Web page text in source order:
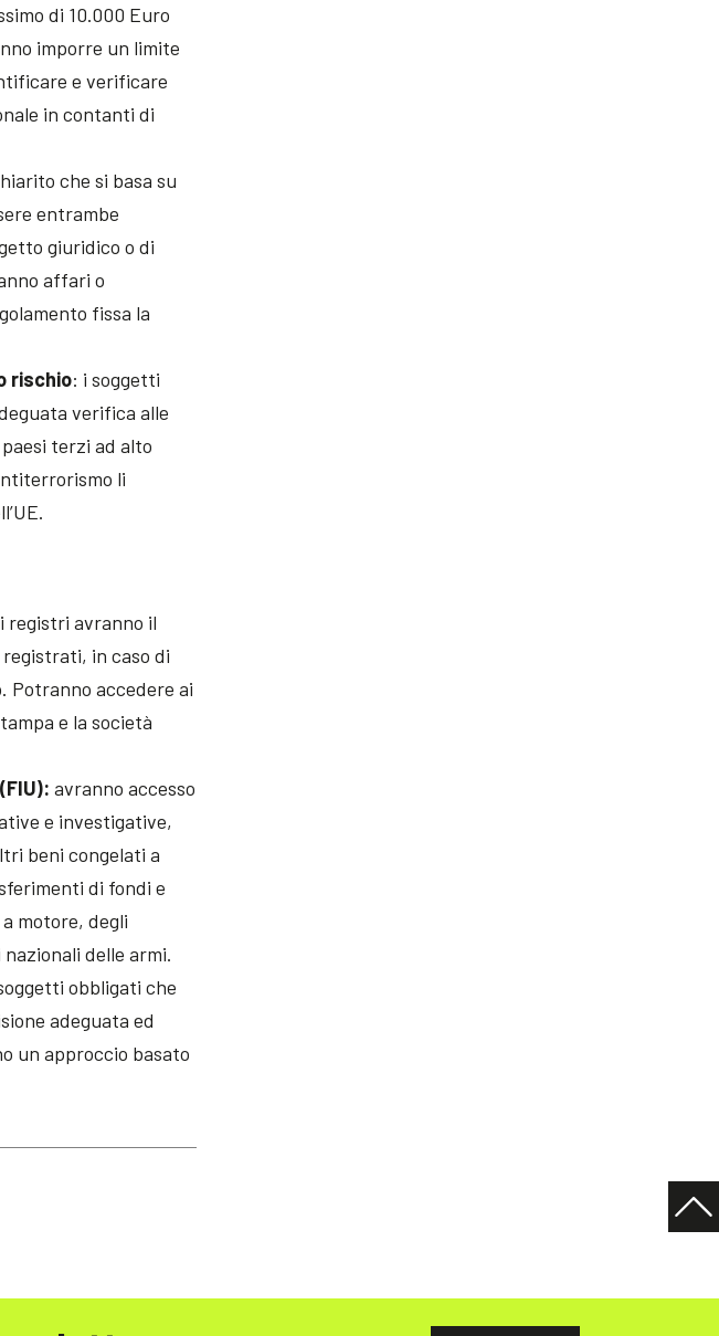
di 10.000 Euro
imporre un limite
e verificare
in contanti di
che si basa su
entrambe
giuridico o di
affari o
fissa la
rischio: i soggetti
verifica alle
terzi ad alto
li
registri avranno il
in caso di
Potranno accedere ai
e la società
avranno accesso
e investigative,
beni congelati a
di fondi e
motore, degli
delle armi.
obbligati che
adeguata ed
un approccio basato